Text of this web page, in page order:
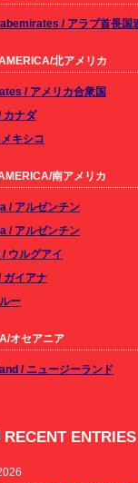
/ アラブ首長国
北アメリカ
/ アメリカ合衆国
カナダ
キシコ
南アメリカ
/ アルゼンチン
/ アルゼンチン
ウルグアイ
ガイアナ
ー
オセアニア
/ ニュージーランド
RECENT ENTRIES